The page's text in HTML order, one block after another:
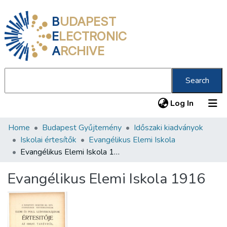
BUDAPEST
ELECTRONIC
ARCHIVE
Search
Log In (current)
Communities & Collections
All of DSpace
About us
Home Budapest Gyűjtemény
Időszaki kiadványok
Iskolai értesítők
Evangélikus Elemi Iskola
Evangélikus Elemi Iskola 1916
Evangélikus Elemi Iskola 1916